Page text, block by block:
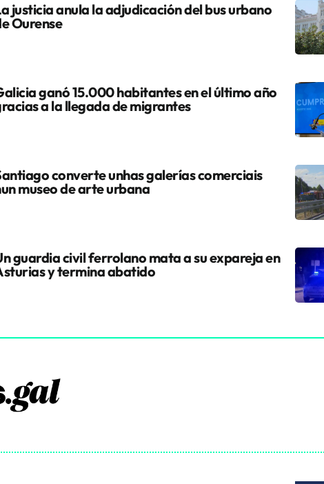
justicia anula la adjudicación del bus urbano
Ourense
ganó 15.000 habitantes en el último año
a la llegada de migrantes
converte unhas galerías comerciais
museo de arte urbana
guardia civil ferrolano mata a su expareja en
y termina abatido